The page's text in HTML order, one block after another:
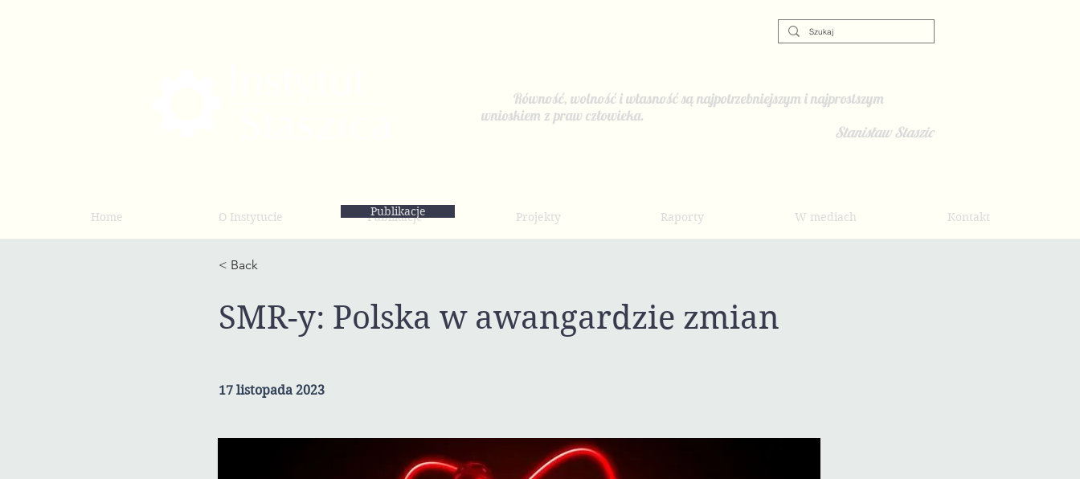
Równość, wolność i własność są najpotrzebniejszym i najprostszym
wnioskiem z praw człowieka.
Stanisław Staszic
Home O Instytucie Publikacje Projekty Raporty W mediach Kontakt
Publikacje
< Back
SMR-y: Polska w awangardzie zmian
17 listopada 2023